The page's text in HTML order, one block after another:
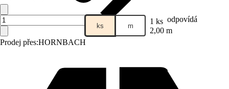
Prodej přes:HORNBACH
ks m 1 ks odpovídá
2,00 m